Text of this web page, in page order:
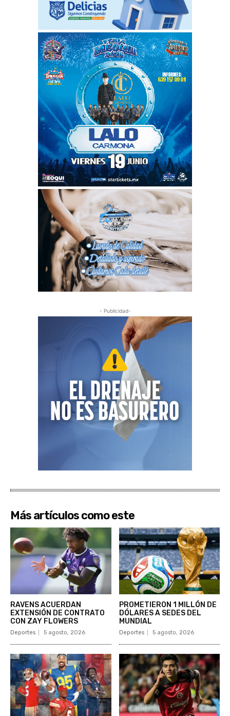
- Publicidad-
Más artículos como este
RAVENS ACUERDAN
EXTENSIÓN DE CONTRATO
CON ZAY FLOWERS
Deportes 5 agosto, 2026
PROMETIERON 1 MILLÓN DE
DÓLARES A SEDES DEL
MUNDIAL
Deportes 5 agosto, 2026